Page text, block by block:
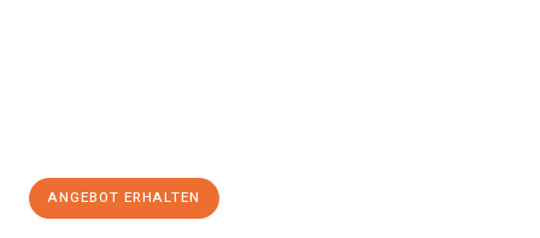
ANGEBOT ERHALTEN